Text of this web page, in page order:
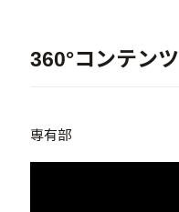
360°コンテンツ
専有部